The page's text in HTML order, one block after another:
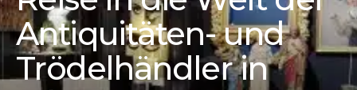
Antiquitäten- und
Trödelhändler in